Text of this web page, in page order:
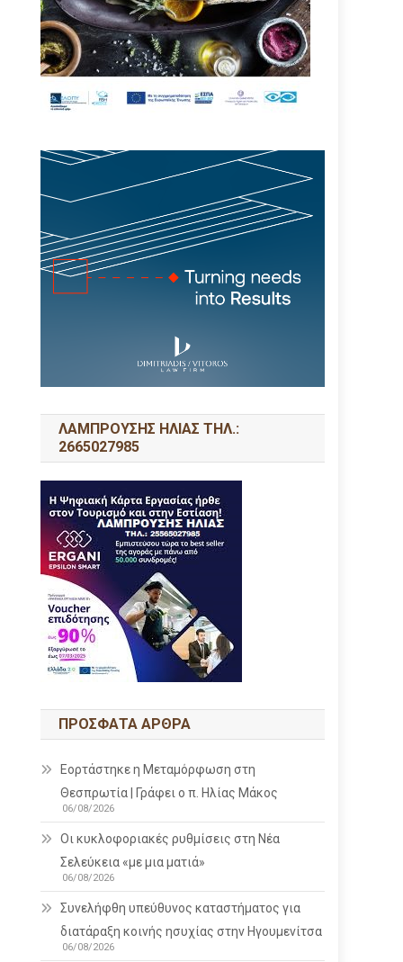
ΛΑΜΠΡΟΥΣΗΣ ΗΛΙΑΣ ΤΗΛ.:
2665027985
ΠΡΌΣΦΑΤΑ ΆΡΘΡΑ
Εορτάστηκε η Μεταμόρφωση στη
Θεσπρωτία | Γράφει ο π. Ηλίας Μάκος
06/08/2026
Οι κυκλοφοριακές ρυθμίσεις στη Νέα
Σελεύκεια «με μια ματιά»
06/08/2026
Συνελήφθη υπεύθυνος καταστήματος για
διατάραξη κοινής ησυχίας στην Ηγουμενίτσα
06/08/2026